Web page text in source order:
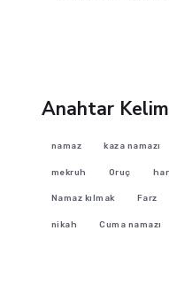
Anahtar
namaz kaza namazı
mekruh Oruç
Namaz kılmak Farz
nikah Cuma namazı